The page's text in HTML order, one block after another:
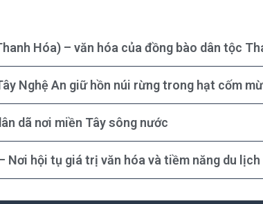
Hóa) – văn hóa của đồng bào dân tộc
Nghệ An giữ hồn núi rừng trong hạt cốm
dã nơi miền Tây sông nước
Nơi hội tụ giá trị văn hóa và tiềm năng du lịch